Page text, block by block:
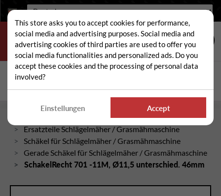
Sprache:
Suche
Ersatzteile Schlägelmäher / Grasmähmaschine
Schäkel für Schlägelmäher / Grasmähmaschine
Gerade Schäkel für Schlägelmäher / Grasmähmaschine
SchakelRecht 701 -11M, Ø11,5 unterschied. 46mm
This store asks you to accept cookies for performance,
social media and advertising purposes. Social media and
advertising cookies of third parties are used to offer you
social media functionalities and personalized ads. Do you
accept these cookies and the processing of personal data
involved?
Einstellungen Accept